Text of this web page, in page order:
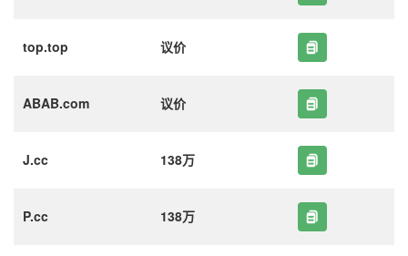
top.top 议价
ABAB.com 议价
J.cc 138万
P.cc 138万